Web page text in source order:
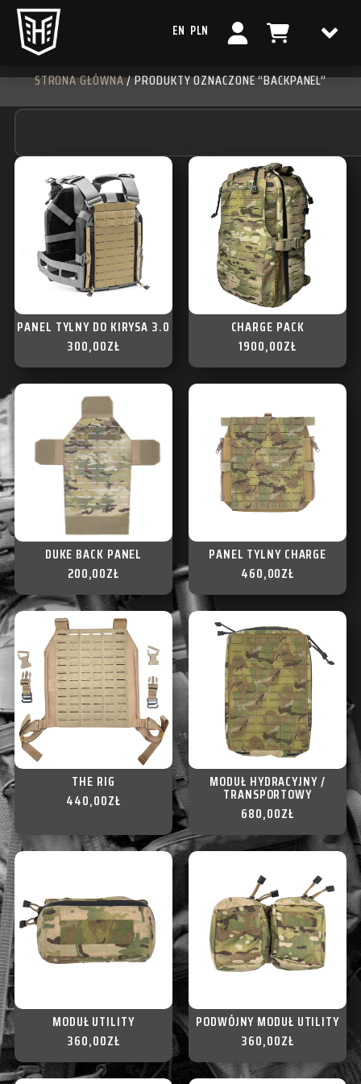
EN PLN
STRONA GŁÓWNA/ PRODUKTY OZNACZONE “BACKPANEL”
PANEL TYLNY DO KIRYSA 3.0
300,00ZŁ
CHARGE PACK
1900,00ZŁ
DUKE BACK PANEL
200,00ZŁ
PANEL TYLNY CHARGE
460,00ZŁ
THE RIG
440,00ZŁ
MODUŁ HYDRACYJNY /
TRANSPORTOWY
680,00ZŁ
MODUŁ UTILITY
360,00ZŁ
PODWÓJNY MODUŁ UTILITY
360,00ZŁ